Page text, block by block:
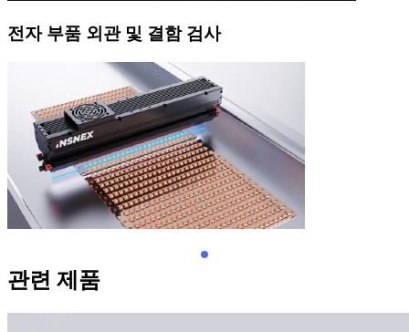
전자 부품 외관 및 결함 검사
관련 제품